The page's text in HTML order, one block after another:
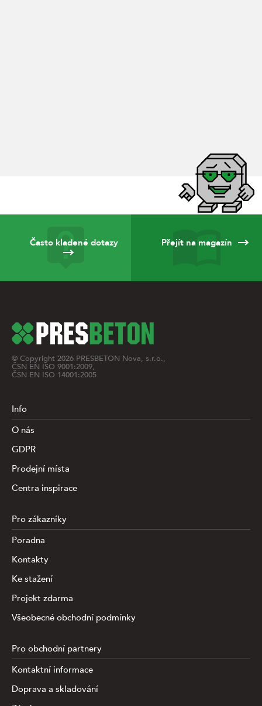
Často kladené dotazy Přejít na magazín
© Copyright 2026 PRESBETON Nova, s.r.o.,
ČSN EN ISO 9001:2009,
ČSN EN ISO 14001:2005
Info
O nás
GDPR
Prodejní místa
Centra inspirace
Pro zákazníky
Poradna
Kontakty
Ke stažení
Projekt zdarma
Všeobecné obchodní podmínky
Pro obchodní partnery
Kontaktní informace
Doprava a skladování